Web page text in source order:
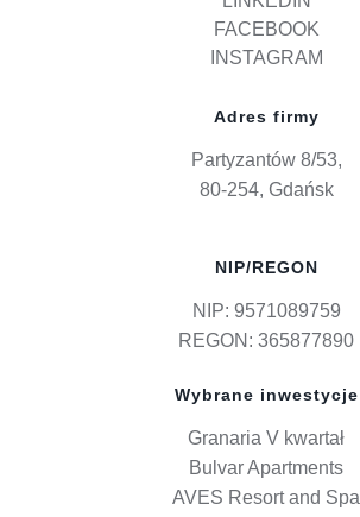
FACEBOOK
INSTAGRAM
Adres firmy
Partyzantów 8/53,
80-254, Gdańsk
NIP/REGON
NIP: 9571089759
REGON: 365877890
Wybrane inwestycje
Granaria V kwartał
Bulvar Apartments
AVES Resort and Spa